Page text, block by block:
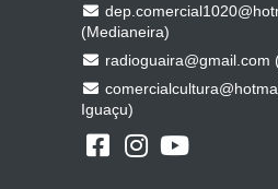
(Medianeira)
radioguaira@gmail.com
Iguaçu)